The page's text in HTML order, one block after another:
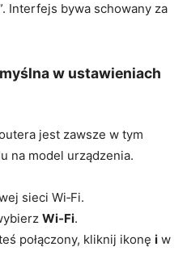
Interfejs bywa schowany za
w ustawieniach
jest zawsze w tym
na model urządzenia.
sieci Wi‑Fi.
Wi‑Fi.
połączony, kliknij ikonę i w